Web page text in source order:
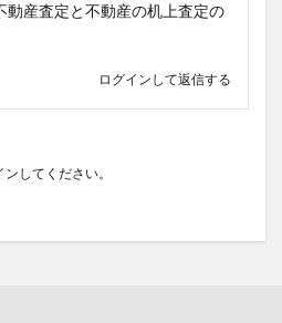
動産査定と不動産の机上査定の
ログインして返信する
ン してください。